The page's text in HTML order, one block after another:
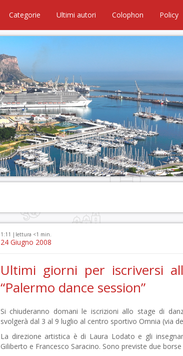
Categorie Ultimi autori Colophon Policy
1:11 | lettura <1 min.
24 Giugno 2008
Ultimi giorni per iscriversi
“Palermo dance session”
Si chiuderanno domani le iscrizioni allo stage di
svolgerà dal 3 al 9 luglio al centro sportivo Omnia (via
La direzione artistica è di Laura Lodato e gli
Giliberto e Francesco Saracino. Sono previste due